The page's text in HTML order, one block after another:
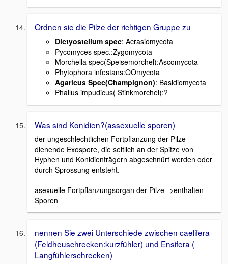
Ordnen sie die Pilze der richtigen Gruppe zu
Dictyostelium spec: Acrasiomycota
Pycomyces spec.:Zygomycota
Morchella spec(Speisemorchel):Ascomycota
Phytophora infestans:OOmycota
Agaricus Spec(Champignon): Basidiomycota
Phallus impudicus( Stinkmorchel):?
Was sind Konidien?(assexuelle sporen)
der ungeschlechtlichen Fortpflanzung der Pilze
dienende Exospore, die seitlich an der Spitze von
Hyphen und Konidienträgern abgeschnürt werden oder
durch Sprossung entsteht.
asexuelle Fortpflanzungsorgan der Pilze-->enthalten
Sporen
nennen Sie zwei Unterschiede zwischen caelifera
(Feldheuschrecken:kurzfühler) und Ensifera (
Langfühlerschrecken)